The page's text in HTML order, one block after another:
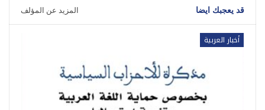
قد يعجبك ايضا المزيد عن المؤلف
أخبار العربية